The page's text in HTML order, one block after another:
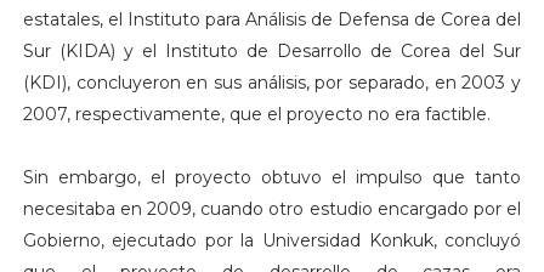
estatales, el Instituto para Análisis de Defensa de Corea del
Sur (KIDA) y el Instituto de Desarrollo de Corea del Sur
(KDI), concluyeron en sus análisis, por separado, en 2003 y
2007, respectivamente, que el proyecto no era factible.
Sin embargo, el proyecto obtuvo el impulso que tanto
necesitaba en 2009, cuando otro estudio encargado por el
Gobierno, ejecutado por la Universidad Konkuk, concluyó